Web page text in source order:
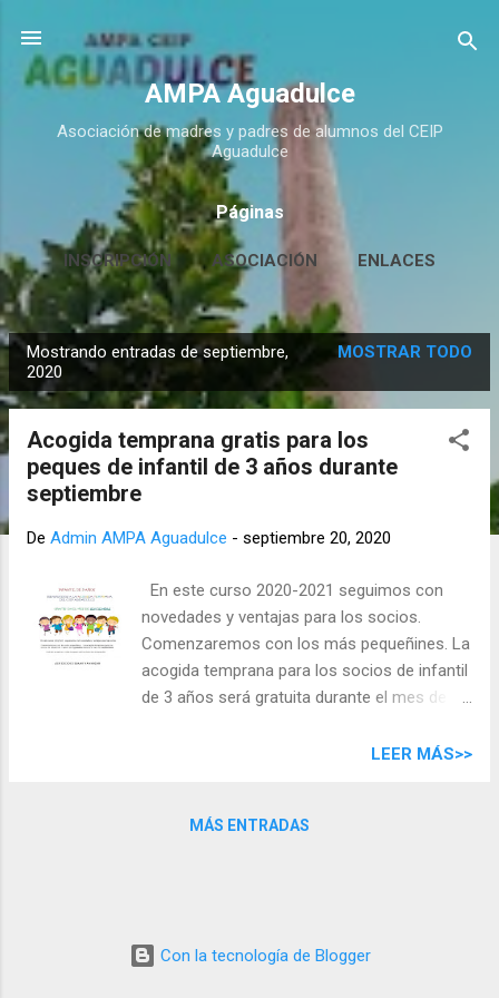
Ir al contenido principal
AMPA Aguadulce
Asociación de madres y padres de alumnos del CEIP
Aguadulce
Páginas
INSCRIPCIÓN ASOCIACIÓN ENLACES
CONTACTO MÁS… HUERTO ESCOLAR
n
Mostrando entradas de septiembre,
2020
MOSTRAR TODO
Acogida temprana gratis para los
peques de infantil de 3 años durante
septiembre
De Admin AMPA Aguadulce - septiembre 20, 2020
En este curso 2020-2021 seguimos con
novedades y ventajas para los socios.
Comenzaremos con los más pequeñines. La
acogida temprana para los socios de infantil
de 3 años será gratuita durante el mes de
LEER MÁS>>
MÁS ENTRADAS
Con la tecnología de Blogger